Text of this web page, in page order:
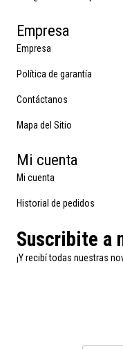
Empresa
Empresa
Política de garantía
Contáctanos
Mapa del Sitio
Mi cuenta
Mi cuenta
Historial de pedidos
Suscribite a
¡Y recibí todas nuestras